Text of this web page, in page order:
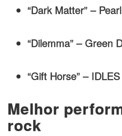
“Dark Matter” –
“Dilemma” – Green
“Gift Horse” – IDLES
Melhor
rock